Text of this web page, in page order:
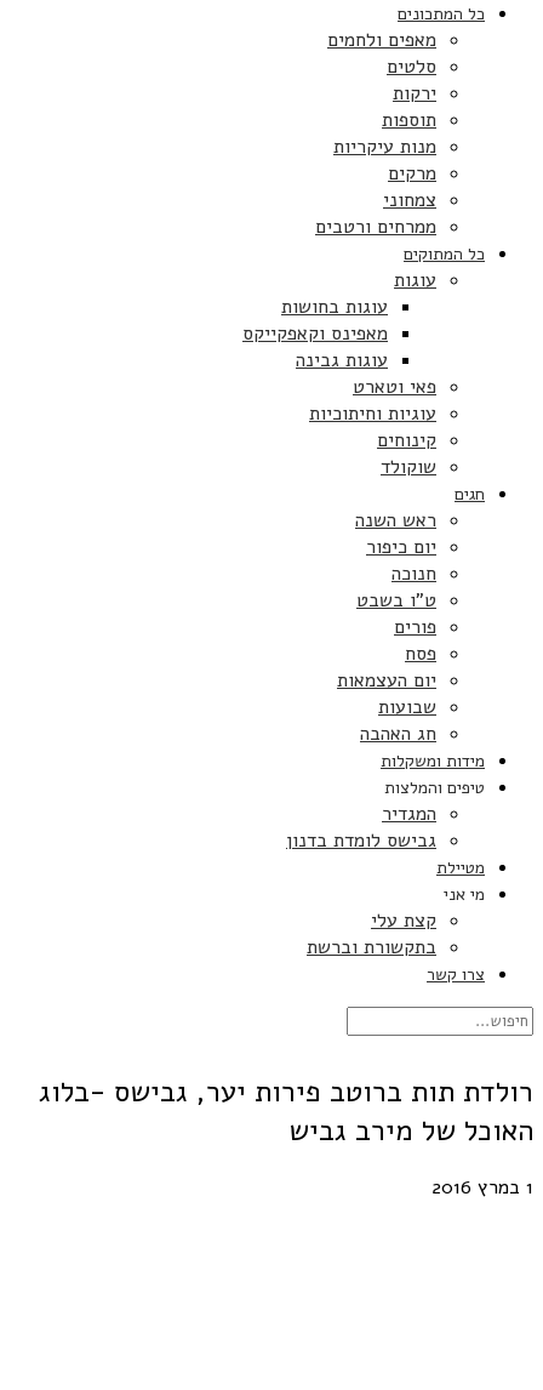
כל המתכונים
מאפים ולחמים
סלטים
ירקות
תוספות
מנות עיקריות
מרקים
צמחוני
ממרחים ורטבים
כל המתוקים
עוגות
עוגות בחושות
מאפינס וקאפקייקס
עוגות גבינה
פאי וטארט
עוגיות וחיתוכיות
קינוחים
שוקולד
חגים
ראש השנה
יום כיפור
חנוכה
ט”ו בשבט
פורים
פסח
יום העצמאות
שבועות
חג האהבה
מידות ומשקלות
טיפים והמלצות
המגדיר
גבישס לומדת בדנון
מטיילת
מי אני
קצת עלי
בתקשורת וברשת
צרו קשר
רולדת תות ברוטב פירות יער, גבישס -בלוג
האוכל של מירב גביש
1 במרץ 2016